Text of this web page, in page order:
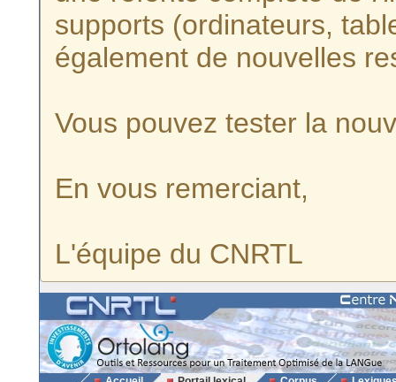
supports (ordinateurs,
également de nouvelles
Vous pouvez tester la
En vous remerciant,
L'équipe du CNRTL